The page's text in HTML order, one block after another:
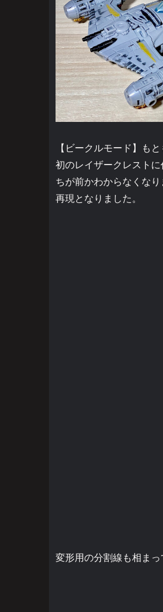
【ビークルモード】も
初のレイザークレスト
ちが前かわからなくな
再現となりました。
変形用の分割線も相ま